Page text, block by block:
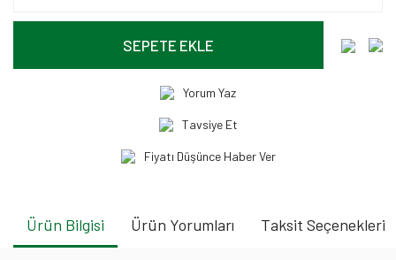
SEPETE EKLE
Yorum Yaz
Tavsiye Et
Fiyatı Düşünce Haber Ver
Ürün Bilgisi Ürün Yorumları Taksit Seçenekleri